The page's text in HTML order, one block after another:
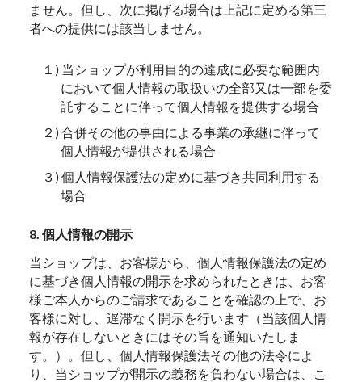
ません。但し、次に掲げる場合は上記に定める第三
者への提供には該当しません。
１) 当ショップが利用目的の達成に必要な範囲内
において個人情報の取扱いの全部又は一部を委
託することに伴って個人情報を提供する場合
２) 合併その他の事由による事業の承継に伴って
個人情報が提供される場合
３) 個人情報保護法の定めに基づき共同利用する
場合
8. 個人情報の開示
当ショップは、お客様から、個人情報保護法の定め
に基づき個人情報の開示を求められたときは、お客
様ご本人からのご請求であることを確認の上で、お
客様に対し、遅滞なく開示を行います（当該個人情
報が存在しないときにはその旨を通知いたしま
す。）。但し、個人情報保護法その他の法令によ
り、当ショップが開示の義務を負わない場合は、こ